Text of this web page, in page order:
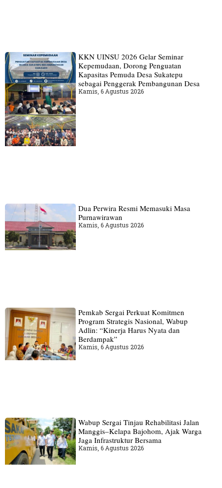
KKN UINSU 2026 Gelar Seminar
Kepemudaan, Dorong Penguatan
Kapasitas Pemuda Desa Sukatepu
sebagai Penggerak Pembangunan Desa
Kamis, 6 Agustus 2026
Dua Perwira Resmi Memasuki Masa
Purnawirawan
Kamis, 6 Agustus 2026
Pemkab Sergai Perkuat Komitmen
Program Strategis Nasional, Wabup
Adlin: “Kinerja Harus Nyata dan
Berdampak”
Kamis, 6 Agustus 2026
Wabup Sergai Tinjau Rehabilitasi Jalan
Manggis–Kelapa Bajohom, Ajak Warga
Jaga Infrastruktur Bersama
Kamis, 6 Agustus 2026